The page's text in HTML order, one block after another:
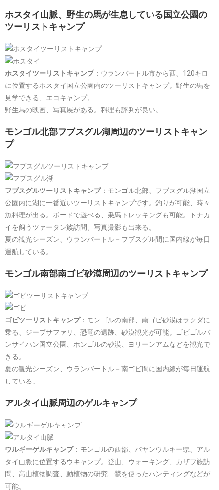
ホスタイ山脈、野生の馬が生息している国立公園の
ツーリストキャンプ
ホスタイツーリストキャンプ：ウランバートル市から西、120キロ
に位置するホスタイ国立公園内のツーリストキャンプ。野生の馬を
見学できる、エコキャンプ。
野生馬の映画、写真展がある。料理も評判が良い。
モンゴル北部フブスグル湖周辺のツーリストキャン
プ
フブスグルツーリストキャンプ：モンゴル北部、フブスグル湖国立
公園内に湖に一番近いツーリストキャンプです。釣りが可能、時々
魚料理が出る。ボードで遊べる、乗馬トレッキングも可能。トナカ
イを飼うツァータン族訪問、写真撮影も出来る。
夏の観光シーズン、ウランバートル－フブスグル間に国内線が毎日
運航している。
モンゴル南部南ゴビ砂漠周辺のツーリストキャンプ
ゴビツーリストキャンプ：モンゴルの南部、南ゴビ砂漠はラクダに
乗る、ジープサファリ、恐竜の遺跡、砂漠観光が可能。ゴビゴルバ
ンサイハン国立公園、ホンゴルの砂漠、ヨリーンアムなどを観光で
きる。
夏の観光シーズン、ウランバートル－南ゴビ間に国内線が毎日運航
している。
アルタイ山脈周辺のゲルキャンプ
ウルギーゲルキャンプ：モンゴルの西部、バヤンウルギー県、アル
タイ山脈に位置するウキャンプ。登山、ウォーキング、カザフ族訪
問、高山植物調査、動植物の研究、鷲を使ったハンティングなどが
可能。